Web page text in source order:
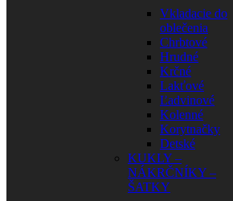
Vkladacie do
oblečenia
Chrbtové
Hrudné
Krčné
Lakťové
Ľadvinové
Kolenné
Korytnačky
Detské
KUKLY –
NÁKRČNÍKY –
ŠATKY